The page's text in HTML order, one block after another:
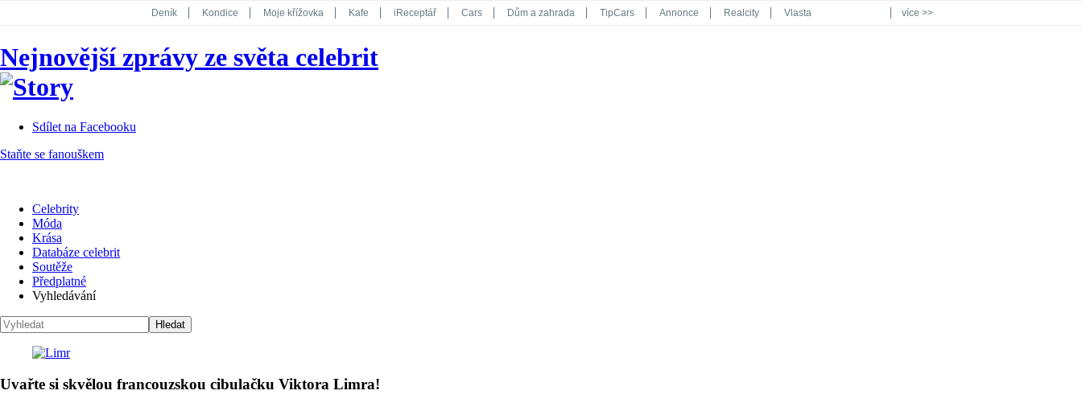
Deník Kondice Moje křížovka Kafe iReceptář Cars Dům a zahrada TipCars Annonce Realcity Vlasta
Koktejl
více >>
Nejnovější zprávy ze světa celebrit
Sdílet na Facebooku
Staňte se fanouškem
Celebrity
Móda
Krása
Databáze celebrit
Soutěže
Předplatné
Vyhledávání
Uvařte si skvělou francouzskou cibulačku Viktora Limra!